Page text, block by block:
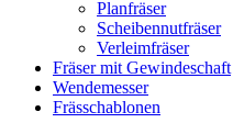
Planfräser
Scheibennutfräser
Verleimfräser
Fräser mit Gewindeschaft
Wendemesser
Frässchablonen